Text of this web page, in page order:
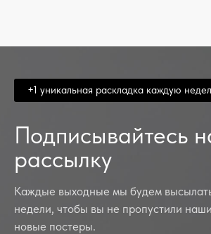
+1 уникальная раскладка каждую
Подписывайтесь
рассылку
Каждые выходные мы будем
недели, чтобы вы не пропустили
новые постеры.